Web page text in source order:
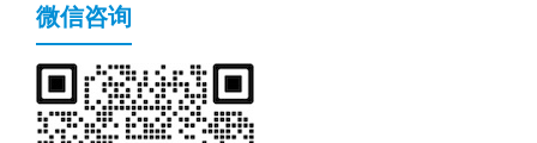
微信咨询